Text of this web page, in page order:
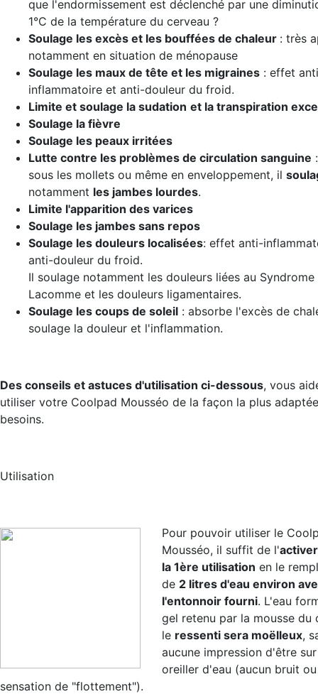
que l'endormissement est déclenché par une
1°C de la température du cerveau ?
Soulage les excès et les bouffées de chaleur : très
notamment en situation de ménopause
Soulage les maux de tête et les migraines : effet
inflammatoire et anti-douleur du froid.
Limite et soulage la sudation et la transpiration
Soulage la fièvre
Soulage les peaux irritées
Lutte contre les problèmes de circulation sanguine
sous les mollets ou même en enveloppement, il
notamment les jambes lourdes.
Limite l'apparition des varices
Soulage les jambes sans repos
Soulage les douleurs localisées: effet anti-
anti-douleur du froid.
Il soulage notamment les douleurs liées au Syndrome
Lacomme et les douleurs ligamentaires.
Soulage les coups de soleil : absorbe l'excès de
soulage la douleur et l'inflammation.
Des conseils et astuces d'utilisation ci-dessous, vous
utiliser votre Coolpad Mousséo de la façon la plus
besoins.
Utilisation
Pour pouvoir utiliser le
Mousséo, il suffit de l'
la 1ère utilisation en le
de 2 litres d'eau environ
l'entonnoir fourni. L'eau
gel retenu par la mousse du
le ressenti sera moëlleux,
aucune impression d'être
oreiller d'eau (aucun bruit ou
sensation de "flottement").